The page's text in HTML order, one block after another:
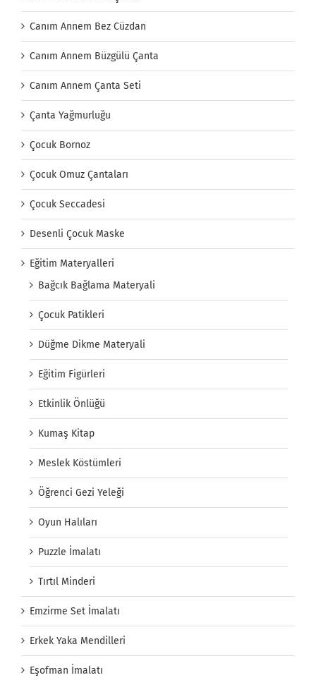
Canım Annem Bez Cüzdan
Canım Annem Büzgülü Çanta
Canım Annem Çanta Seti
Çanta Yağmurluğu
Çocuk Bornoz
Çocuk Omuz Çantaları
Çocuk Seccadesi
Desenli Çocuk Maske
Eğitim Materyalleri
Bağcık Bağlama Materyali
Çocuk Patikleri
Düğme Dikme Materyali
Eğitim Figürleri
Etkinlik Önlüğü
Kumaş Kitap
Meslek Köstümleri
Öğrenci Gezi Yeleği
Oyun Halıları
Puzzle İmalatı
Tırtıl Minderi
Emzirme Set İmalatı
Erkek Yaka Mendilleri
Eşofman İmalatı